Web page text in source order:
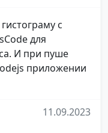
с
для
И при пуше
приложении
11.09.2023